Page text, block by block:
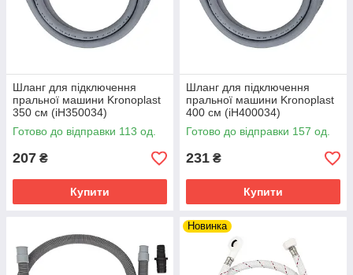
Шланг для підключення
пральної машини Kronoplast
350 см (іH350034)
Готово до відправки 113 од.
207 ₴
Купити
Шланг для підключення
пральної машини Kronoplast
400 см (іH400034)
Готово до відправки 157 од.
231 ₴
Купити
Новинка